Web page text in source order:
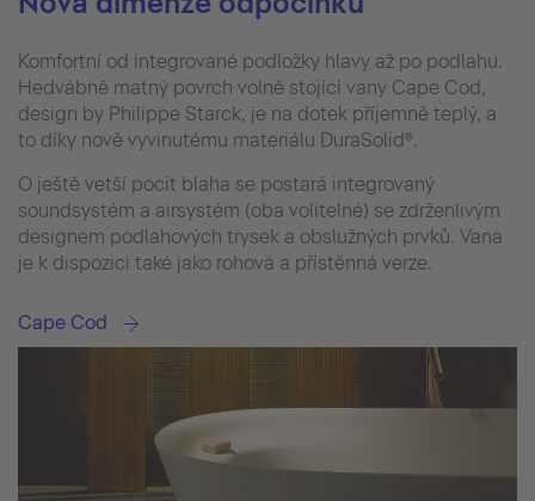
Komfortní od integrované podložky hlavy až po podlahu.
Hedvábně matný povrch volně stojící vany Cape Cod,
design by Philippe Starck, je na dotek příjemně teplý, a
to díky nově vyvinutému materiálu DuraSolid®.
O ještě vetší pocit blaha se postará integrovaný
soundsystém a airsystém (oba volitelné) se zdrženlivým
designem podlahových trysek a obslužných prvků. Vana
je k dispozici také jako rohová a přístěnná verze.
Cape Cod